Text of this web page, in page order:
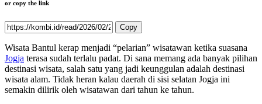
or copy the link
Copy
Wisata Bantul kerap menjadi “pelarian” wisatawan ketika suasana
Jogja terasa sudah terlalu padat. Di sana memang ada banyak pilihan
destinasi wisata, salah satu yang jadi keunggulan adalah destinasi
wisata alam. Tidak heran kalau daerah di sisi selatan Jogja ini
semakin dilirik oleh wisatawan dari tahun ke tahun.